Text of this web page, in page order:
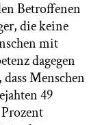
Betroffenen
die keine
mit
dagegen
Menschen
49